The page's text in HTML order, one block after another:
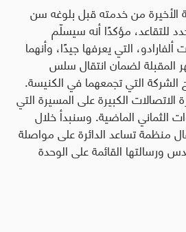
الأخيرة من خدمته قبل بلوغه سن
للتقاعد، مؤكدًا أنه سيسلّم
التي يعرفها جيدًا، وأنهما
المقبلة لضمان انتقال سلس
التي تجمعهما في الكنيسة.
الكبيرة على المسيرة التي
الثماني الماضية. وسنبدأ خلال
منظمة تساعد الدائرة على مواصلة
ورسالتها القائمة على الوحدة